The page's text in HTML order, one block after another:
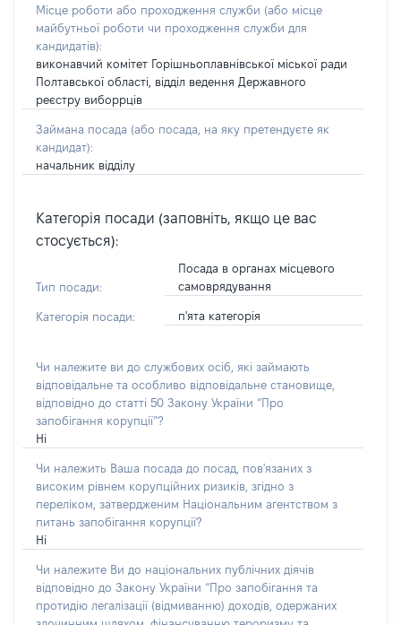
Місце роботи або проходження служби (або місце
майбутньої роботи чи проходження служби для
кандидатів):
виконавчий комітет Горішньоплавнівської міської ради
Полтавської області, відділ ведення Державного
реєстру виборрців
Займана посада (або посада, на яку претендуєте як
кандидат):
начальник відділу
Категорія посади (заповніть, якщо це вас
стосується):
Тип посади:
Посада в органах місцевого
самоврядування
Категорія посади: п'ята категорія
Чи належите ви до службових осіб, які займають
відповідальне та особливо відповідальне становище,
відповідно до статті 50 Закону України “Про
запобігання корупції”?
Ні
Чи належить Ваша посада до посад, пов'язаних з
високим рівнем корупційних ризиків, згідно з
переліком, затвердженим Національним агентством з
питань запобігання корупції?
Ні
Чи належите Ви до національних публічних діячів
відповідно до Закону України “Про запобігання та
протидію легалізації (відмиванню) доходів, одержаних